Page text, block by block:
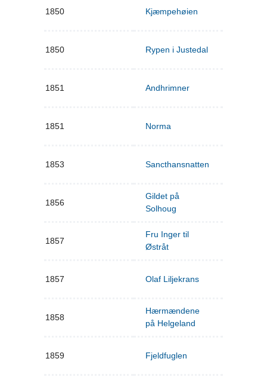
1850 Kjæmpehøien
1850 Rypen i Justedal
1851 Andhrimner
1851 Norma
1853 Sancthansnatten
1856
Gildet på
Solhoug
1857
Fru Inger til
Østråt
1857 Olaf Liljekrans
1858
Hærmændene
på Helgeland
1859 Fjeldfuglen